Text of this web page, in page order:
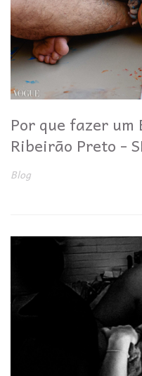
Por que fazer um
Ribeirão Preto -
Blog